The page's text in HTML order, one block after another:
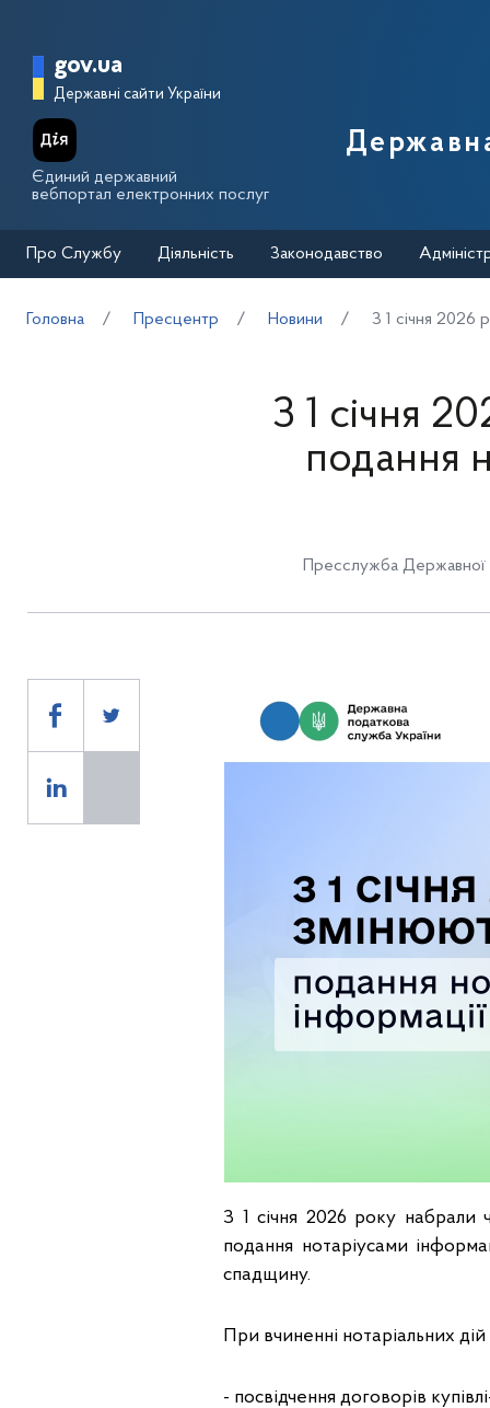
Головна сторінка Державної
gov.ua
Державні сайти України
Єдиний державний
вебпортал електронних послуг
Про Службу Діяльність Законодавство
Головна Пресцентр Новини З 1 січня 2026
З 1 січня
подання
Пресслужба Державної
З 1 січня 2026 року набрали
подання нотаріусами
спадщину.
При вчиненні нотаріальних
- посвідчення договорів